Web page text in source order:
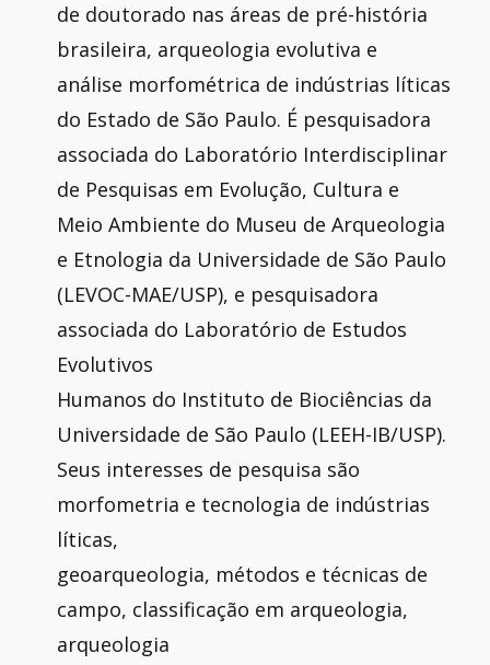
de doutorado nas áreas de pré-história
brasileira, arqueologia evolutiva e
análise morfométrica de indústrias líticas
do Estado de São Paulo. É pesquisadora
associada do Laboratório Interdisciplinar
de Pesquisas em Evolução, Cultura e
Meio Ambiente do Museu de Arqueologia
e Etnologia da Universidade de São Paulo
(LEVOC-MAE/USP), e pesquisadora
associada do Laboratório de Estudos
Evolutivos
Humanos do Instituto de Biociências da
Universidade de São Paulo (LEEH-IB/USP).
Seus interesses de pesquisa são
morfometria e tecnologia de indústrias
líticas,
geoarqueologia, métodos e técnicas de
campo, classificação em arqueologia,
arqueologia